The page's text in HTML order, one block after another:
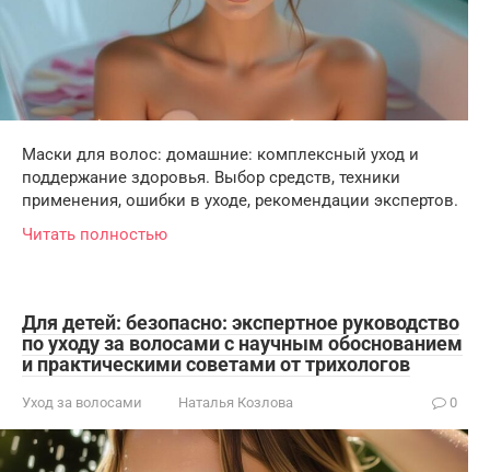
Маски для волос: домашние: комплексный уход и
поддержание здоровья. Выбор средств, техники
применения, ошибки в уходе, рекомендации экспертов.
Читать полностью
Для детей: безопасно: экспертное руководство
по уходу за волосами с научным обоснованием
и практическими советами от трихологов
Уход за волосами Наталья Козлова 0